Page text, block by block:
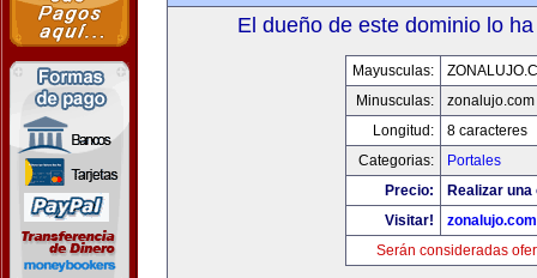
El dueño de este dominio lo
Mayusculas:
Minusculas:
zonalujo.com
Longitud:
8 caracteres
Categorias:
Portales
Precio:
Realizar
Visitar!
zonalujo.com
Serán consideradas